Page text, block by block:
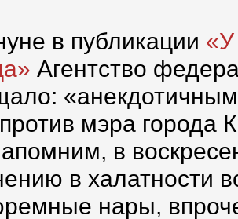
в публикации «У
Агентство
мэра города
в
в халатности
нары,